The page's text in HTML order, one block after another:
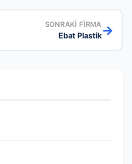
SONRAKI FIRMA
Ebat Plastik→